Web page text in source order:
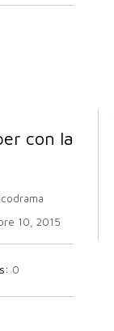
con la
10, 2015
0